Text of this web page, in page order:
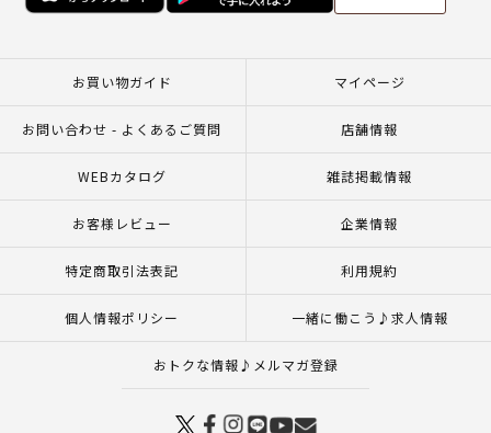
お買い物ガイド マイページ
お問い合わせ - よくあるご質問 店舗情報
WEBカタログ 雑誌掲載情報
お客様レビュー 企業情報
特定商取引法表記 利用規約
個人情報ポリシー 一緒に働こう♪求人情報
おトクな情報♪メルマガ登録